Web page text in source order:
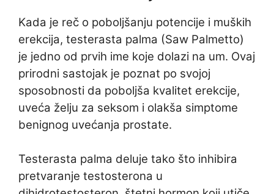
Kada je reč o poboljšanju potencije i muških
erekcija, testerasta palma (Saw Palmetto)
je jedno od prvih ime koje dolazi na um. Ovaj
prirodni sastojak je poznat po svojoj
sposobnosti da poboljša kvalitet erekcije,
uveća želju za seksom i olakša simptome
benignog uvećanja prostate.
Testerasta palma deluje tako što inhibira
pretvaranje testosterona u